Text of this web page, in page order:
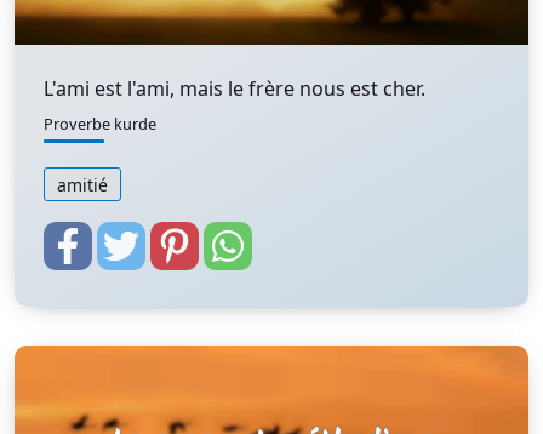
L'ami est l'ami, mais le frère nous est cher.
Proverbe kurde
amitié